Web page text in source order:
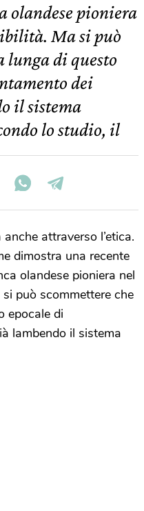
olandese pioniera
Ma si può
lunga di questo
dei
il sistema
lo studio, il
attraverso l’etica.
dimostra una recente
olandese pioniera nel
può scommettere che
epocale di
lambendo il sistema